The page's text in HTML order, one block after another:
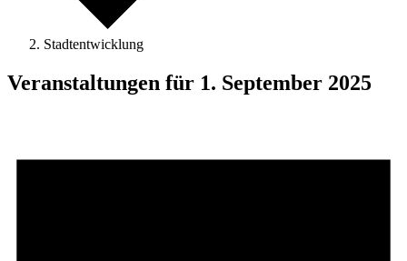
Stadtentwicklung
Veranstaltungen für 1. September 2025